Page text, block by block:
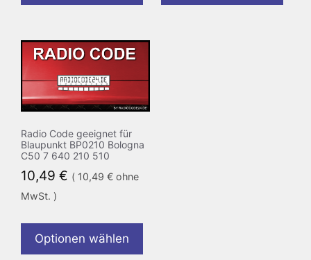
Radio Code geeignet für
Blaupunkt BP0210 Bologna
C50 7 640 210 510
10,49 € ( 10,49 € ohne
MwSt. )
Optionen wählen